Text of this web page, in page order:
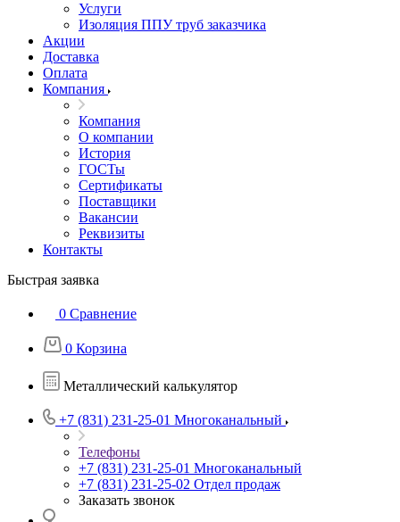
Услуги
Изоляция ППУ труб заказчика
Акции
Доставка
Оплата
Компания
Компания
О компании
История
ГОСТы
Сертификаты
Поставщики
Вакансии
Реквизиты
Контакты
Быстрая заявка
0 Сравнение
0 Корзина
Металлический калькулятор
+7 (831) 231-25-01 Многоканальный
Телефоны
+7 (831) 231-25-01 Многоканальный
+7 (831) 231-25-02 Отдел продаж
Заказать звонок